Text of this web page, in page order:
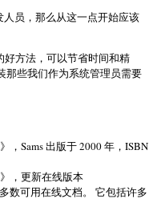
员，那么从这一点开始应该
好方法，可以节省时间和精
那些我们作为系统管理员需要
，Sams 出版于 2000 年，ISBN
》，更新在线版本
数可用在线文档。 它包括许多